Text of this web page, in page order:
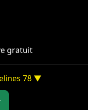
gratuit
78 ▼